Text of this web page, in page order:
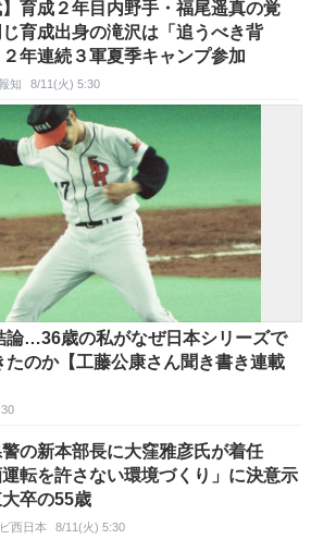
】育成２年目内野手・福尾遥真の覚
育成出身の滝沢は「追うべき背
年連続３軍夏季キャンプ参加
知 8/11(火) 5:30
論…36歳の私がなぜ日本シリーズで
のか【工藤公康さん聞き書き連載
の新本部長に大窪雅彦氏が着任
運転を許さない環境づくり」に決意示
卒の55歳
西日本 8/11(火) 5:30